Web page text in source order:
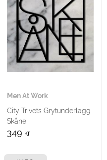
Men At Work
City Trivets Grytunderlägg
Skåne
349 kr